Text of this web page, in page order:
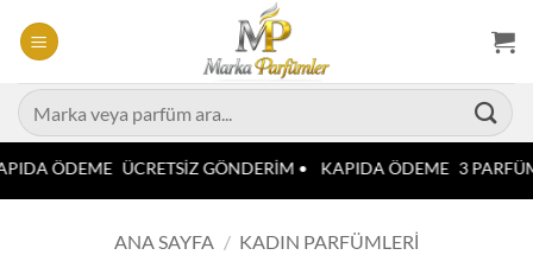
atla
Ara:
ÖDEME ÜCRETSİZ GÖNDERİM • KAPIDA ÖDEME 3
ANA SAYFA / KADIN PARFÜMLERI